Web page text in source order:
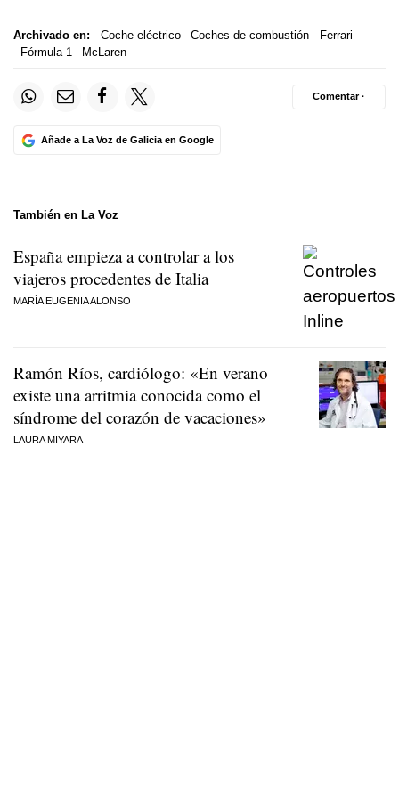
Archivado en: Coche eléctrico Coches de combustión
Ferrari
Fórmula 1
McLaren
Añade a La Voz de Galicia en Google
Comentar ·
También en La Voz
España empieza a controlar a los
viajeros procedentes de Italia
MARÍA EUGENIA ALONSO
Ramón Ríos, cardiólogo: «En verano
existe una arritmia conocida como el
síndrome del corazón de vacaciones»
LAURA MIYARA